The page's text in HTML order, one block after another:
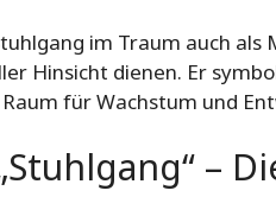
im Traum auch
Hinsicht dienen. Er
für Wachstum und
–